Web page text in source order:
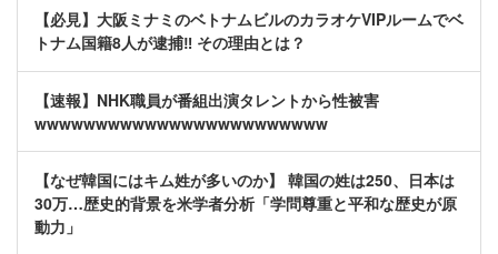
【必見】大阪ミナミのベトナムビルのカラオケVIPルームでベ
トナム国籍8人が逮捕‼ その理由とは？
【速報】NHK職員が番組出演タレントから性被害
wwwwwwwwwwwwwwwwwwwwwwww
【なぜ韓国にはキム姓が多いのか】 韓国の姓は250、日本は
30万…歴史的背景を米学者分析「学問尊重と平和な歴史が原
動力」